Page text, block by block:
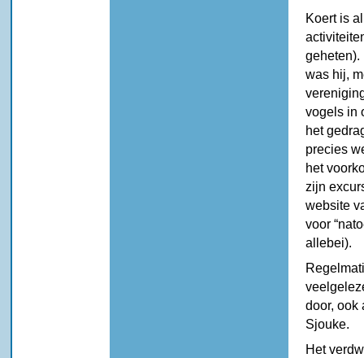
Koert is
geheten).
was hij,
vogels in
het
precies
het
zijn
website
voor
allebei).
door, ook
Sjouke.
Het